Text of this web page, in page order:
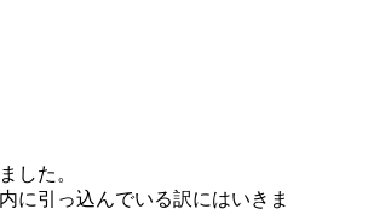
した。
に引っ込んでいる訳にはいきま